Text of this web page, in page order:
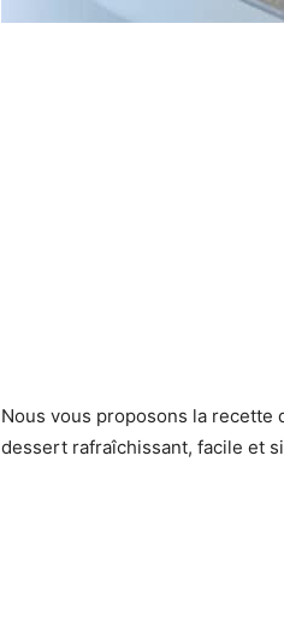
Nous vous proposons la recette
dessert rafraîchissant, facile et